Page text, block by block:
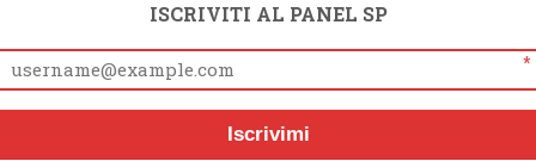
ISCRIVITI AL PANEL SP
*
Iscrivimi